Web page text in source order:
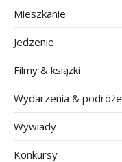
Mieszkanie
Jedzenie
Filmy & książki
Wydarzenia & podróże
Wywiady
Konkursy